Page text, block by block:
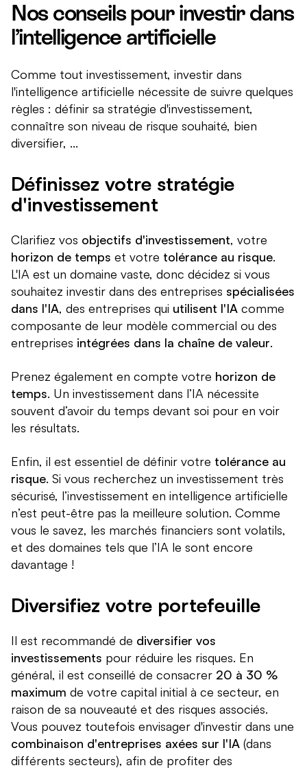
Nos conseils pour investir dans
l’intelligence artificielle
Comme tout investissement, investir dans
l'intelligence artificielle nécessite de suivre quelques
règles : définir sa stratégie d'investissement,
connaître son niveau de risque souhaité, bien
diversifier, ...
Définissez votre stratégie
d'investissement
Clarifiez vos objectifs d'investissement, votre
horizon de temps et votre tolérance au risque.
L'IA est un domaine vaste, donc décidez si vous
souhaitez investir dans des entreprises spécialisées
dans l'IA, des entreprises qui utilisent l'IA comme
composante de leur modèle commercial ou des
entreprises intégrées dans la chaîne de valeur.
Prenez également en compte votre horizon de
temps. Un investissement dans l’IA nécessite
souvent d’avoir du temps devant soi pour en voir
les résultats.
Enfin, il est essentiel de définir votre tolérance au
risque. Si vous recherchez un investissement très
sécurisé, l’investissement en intelligence artificielle
n’est peut-être pas la meilleure solution. Comme
vous le savez, les marchés financiers sont volatils,
et des domaines tels que l’IA le sont encore
davantage !
Diversifiez votre portefeuille
Il est recommandé de diversifier vos
investissements pour réduire les risques. En
général, il est conseillé de consacrer 20 à 30 %
maximum de votre capital initial à ce secteur, en
raison de sa nouveauté et des risques associés.
Vous pouvez toutefois envisager d'investir dans une
combinaison d'entreprises axées sur l'IA (dans
différents secteurs), afin de profiter des